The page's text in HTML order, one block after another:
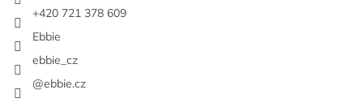
+420 721 378 609
Ebbie
ebbie_cz
@ebbie.cz